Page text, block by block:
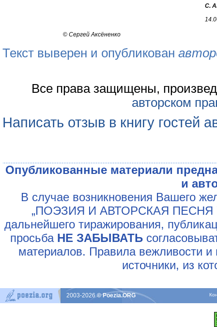
С.
© Сергей Аксёненко
Текст выверен и опубликован
Все права защищены,
авторском
Написать отзыв в книгу гостей
Опубликованные материали
и
В случае возникновения Вашего
„ПОЭЗИЯ И АВТОРСКАЯ ПЕСНЯ
дальнейшего тиражирования,
просьба НЕ ЗАБЫВАТЬ
материалов. Правила вежливости и
источники, из
2003-2026© Poezia.ORG